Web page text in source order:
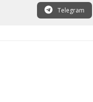
Telegram